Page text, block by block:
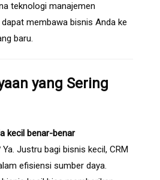
teknologi manajemen
membawa bisnis Anda ke
baru.
yang Sering
kecil benar-benar
Ya. Justru bagi bisnis kecil, CRM
efisiensi sumber daya.